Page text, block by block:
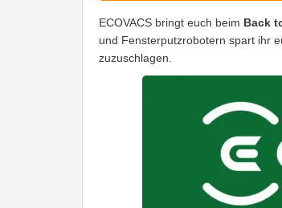
ECOVACS bringt euch beim Back
und Fensterputzrobotern spart ihr
zuzuschlagen.